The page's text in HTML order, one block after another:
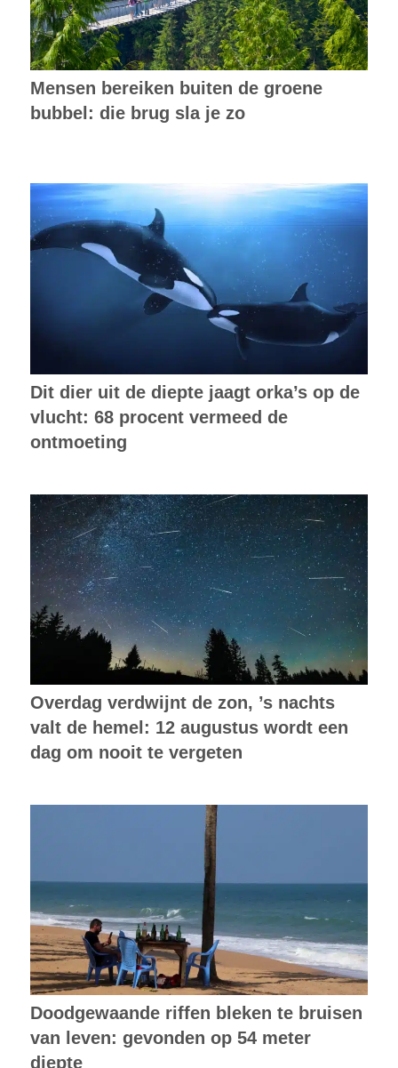
Mensen bereiken buiten de groene
bubbel: die brug sla je zo
Dit dier uit de diepte jaagt orka’s op de
vlucht: 68 procent vermeed de
ontmoeting
Overdag verdwijnt de zon, ’s nachts
valt de hemel: 12 augustus wordt een
dag om nooit te vergeten
Doodgewaande riffen bleken te bruisen
van leven: gevonden op 54 meter
diepte